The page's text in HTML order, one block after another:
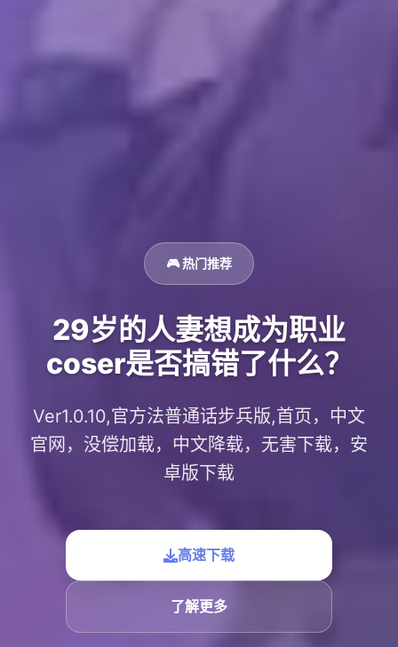
🎮 热门推荐
29岁的人妻想成为职业
coser是否搞错了什么？
Ver1.0.10,官方法普通话步兵版,首页，中文
官网，没偿加载，中文降载，无害下载，安
卓版下载
高速下载
了解更多